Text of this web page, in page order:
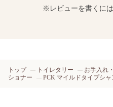
※レビューを書くには
トップ トイレタリー お手入れ
ショナー
PCK マイルドタイプシャ